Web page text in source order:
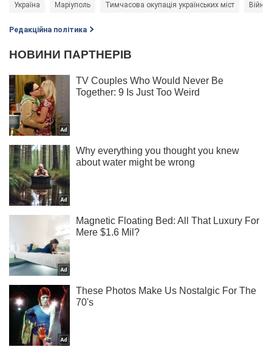
Україна Маріуполь Тимчасова окупація українських міст Війна
Редакційна політика